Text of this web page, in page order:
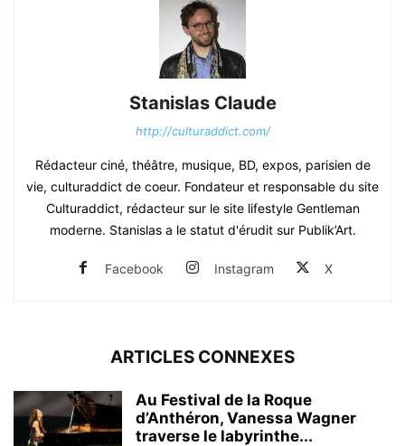
Stanislas Claude
http://culturaddict.com/
Rédacteur ciné, théâtre, musique, BD, expos, parisien de
vie, culturaddict de coeur. Fondateur et responsable du site
Culturaddict, rédacteur sur le site lifestyle Gentleman
moderne. Stanislas a le statut d'érudit sur Publik’Art.
Facebook Instagram X
ARTICLES CONNEXES
Au Festival de la Roque
d’Anthéron, Vanessa Wagner
traverse le labyrinthe...